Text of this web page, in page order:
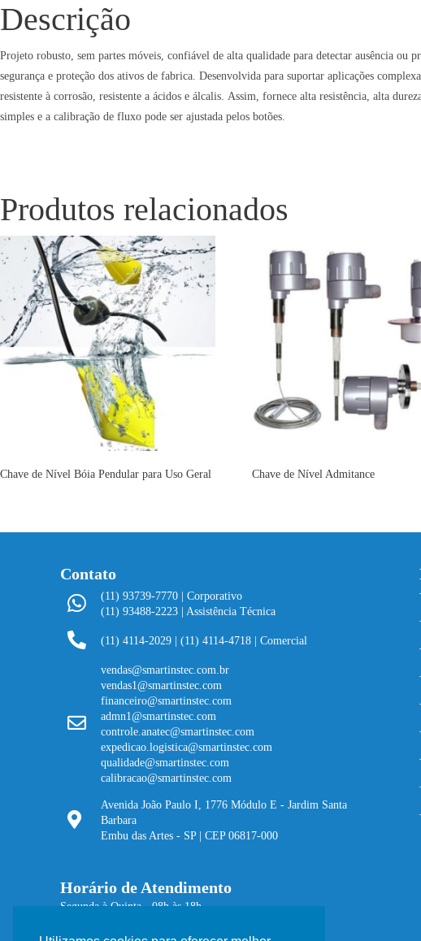
Descrição
Projeto robusto, sem partes móveis, confiável de alta qualidade para detectar ausência
segurança e proteção dos ativos de fabrica. Desenvolvida para suportar aplicações
resistente à corrosão, resistente a ácidos e álcalis. Assim, fornece alta resistência, alta
simples e a calibração de fluxo pode ser ajustada pelos botões.
Produtos relacionados
Chave de Nível Bóia Pendular para Uso Geral Chave de Nível Admitance
Contato
(11) 93739-7770 | Corporativo
(11) 93488-2223 | Assistência Técnica
(11) 4114-2029 (11) 4114-4718 | Comercial
vendas@smartinstec.com.br
vendas1@smartinstec.com
financeiro@smartinstec.com
admn1@smartinstec.com
controle.anatec@smartinstec.com
expedicao.logistica@smartinstec.com
qualidade@smartinstec.com
calibracao@smartinstec.com
Avenida João Paulo I, 1776 Módulo E - Jardim Santa
Barbara
Embu das Artes - SP | CEP 06817-000
Horário de Atendimento
Segunda à Quinta - 08h às 18h